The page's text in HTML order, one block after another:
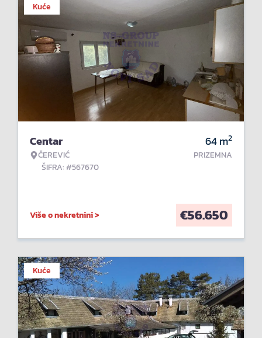
Kuće
Centar
ČEREVIĆ
ŠIFRA: #567670
64m2
PRIZEMNA
Više o nekretnini > €56.650
Kuće